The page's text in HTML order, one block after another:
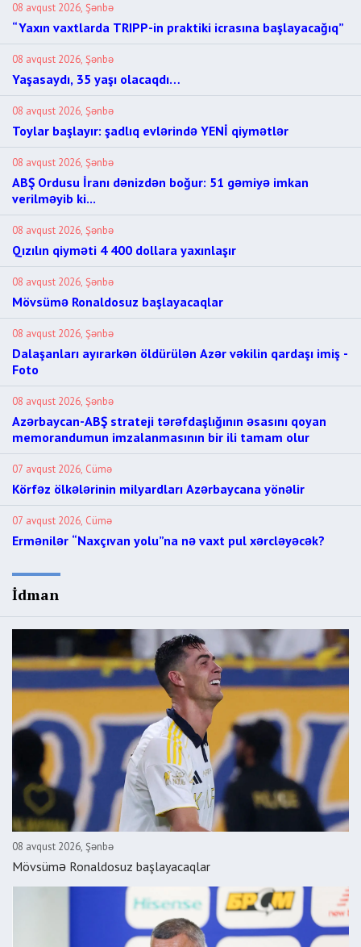
08 avqust 2026, Şənbə
“Yaxın vaxtlarda TRIPP-in praktiki icrasına başlayacağıq”
08 avqust 2026, Şənbə
Yaşasaydı, 35 yaşı olacaqdı…
08 avqust 2026, Şənbə
Toylar başlayır: şadlıq evlərində YENİ qiymətlər
08 avqust 2026, Şənbə
ABŞ Ordusu İranı dənizdən boğur: 51 gəmiyə imkan
verilməyib ki...
08 avqust 2026, Şənbə
Qızılın qiyməti 4 400 dollara yaxınlaşır
08 avqust 2026, Şənbə
Mövsümə Ronaldosuz başlayacaqlar
08 avqust 2026, Şənbə
Dalaşanları ayırarkən öldürülən Azər vəkilin qardaşı imiş -
Foto
08 avqust 2026, Şənbə
Azərbaycan-ABŞ strateji tərəfdaşlığının əsasını qoyan
memorandumun imzalanmasının bir ili tamam olur
07 avqust 2026, Cümə
Körfəz ölkələrinin milyardları Azərbaycana yönəlir
07 avqust 2026, Cümə
Ermənilər “Naxçıvan yolu”na nə vaxt pul xərcləyəcək?
İdman
08 avqust 2026, Şənbə
Mövsümə Ronaldosuz başlayacaqlar